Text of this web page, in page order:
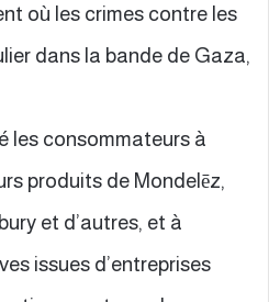
où les crimes contre les
dans la bande de Gaza,
les consommateurs à
produits de Mondelēz,
et d’autres, et à
issues d’entreprises